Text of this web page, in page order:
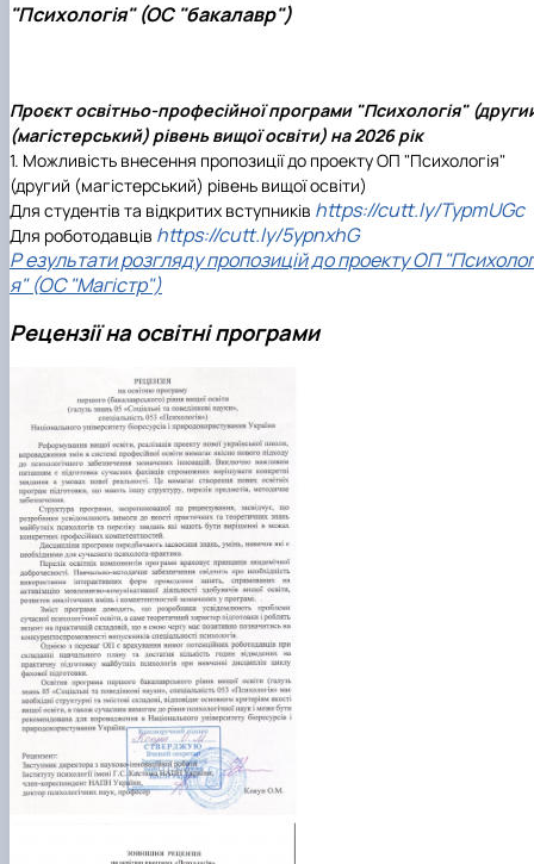
"Психологія" (ОС "бакалавр")
Проєкт освітньо-професійної програми "Психологія"
(магістерський) рівень вищої освіти) на 2026 рік
1. Можливість внесення пропозиції до проекту ОП "Психологія"
(другий (магістерський) рівень вищої освіти)
Для студентів та відкритих вступників https://cutt.ly/TypmUGc
Для роботодавців https://cutt.ly/5ypnxhG
Р езультати розгляду пропозицій до проекту ОП
я" (ОС "Магістр")
Рецензії на освітні програми